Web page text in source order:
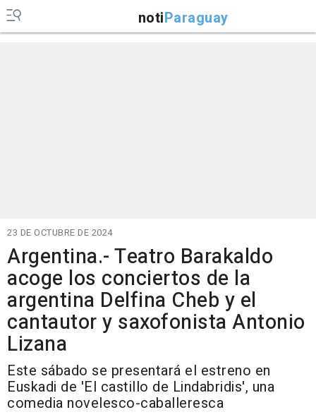
notiParaguay
23 DE OCTUBRE DE 2024
Argentina.- Teatro Barakaldo
acoge los conciertos de la
argentina Delfina Cheb y el
cantautor y saxofonista Antonio
Lizana
Este sábado se presentará el estreno en
Euskadi de 'El castillo de Lindabridis', una
comedia novelesco-caballeresca